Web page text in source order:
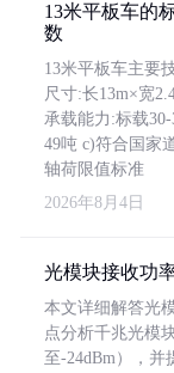
13米平板车的
数
13米平板车主要
尺寸:长13m×宽
承载能力:标载
49吨 c)符合国家
轴荷限值标准
2026年8月4日
光模块接收功
本文详细解答光
点分析千兆光模
至-24dBm），